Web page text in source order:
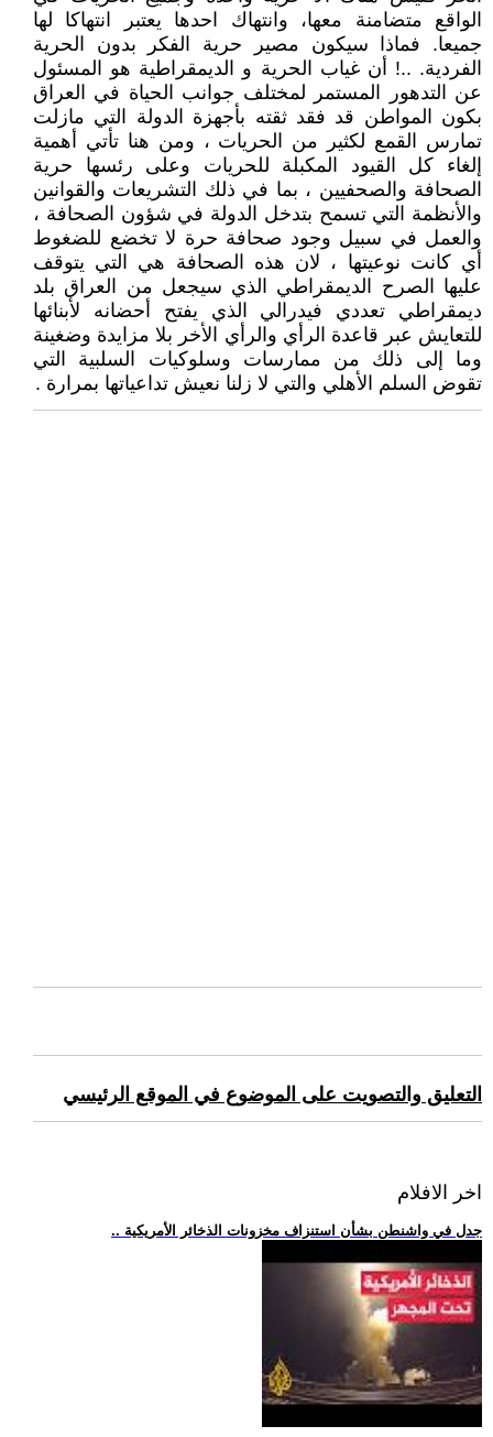
الواقع متضامنة معها، وانتهاك احدها يعتبر انتهاكا لها
جميعا. فماذا سيكون مصير حرية الفكر بدون الحرية
الفردية. ..! أن غياب الحرية و الديمقراطية هو المسئول
عن التدهور المستمر لمختلف جوانب الحياة في العراق
بكون المواطن قد فقد ثقته بأجهزة الدولة التي مازلت
تمارس القمع لكثير من الحريات ، ومن هنا تأتي أهمية
إلغاء كل القيود المكبلة للحريات وعلى رئسها حرية
الصحافة والصحفيين ، بما في ذلك التشريعات والقوانين
والأنظمة التي تسمح بتدخل الدولة في شؤون الصحافة ،
والعمل في سبيل وجود صحافة حرة لا تخضع للضغوط
أي كانت نوعيتها ، لان هذه الصحافة هي التي يتوقف
عليها الصرح الديمقراطي الذي سيجعل من العراق بلد
ديمقراطي تعددي فيدرالي الذي يفتح أحضانه لأبنائها
للتعايش عبر قاعدة الرأي والرأي الأخر بلا مزايدة وضغينة
وما إلى ذلك من ممارسات وسلوكيات السلبية التي
تقوض السلم الأهلي والتي لا زلنا نعيش تداعياتها بمرارة .
التعليق والتصويت على الموضوع في الموقع الرئيسي
اخر الافلام
.. جدل في واشنطن بشأن استنزاف مخزونات الذخائر الأمريكية